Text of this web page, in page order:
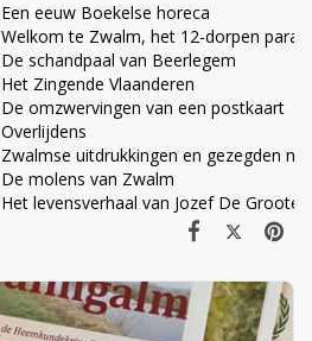
Een eeuw Boekelse horeca
Welkom te Zwalm, het 12-dorpen
De schandpaal van Beerlegem
Het Zingende Vlaanderen
De omzwervingen van een postkaart
Overlijdens
Zwalmse uitdrukkingen en gezegden nr.
De molens van Zwalm
Het levensverhaal van Jozef De Groote